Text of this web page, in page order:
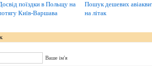
поїздки в Польщу на
Київ-Варшава
Пошук дешевих
на літак
Ваше ім'я